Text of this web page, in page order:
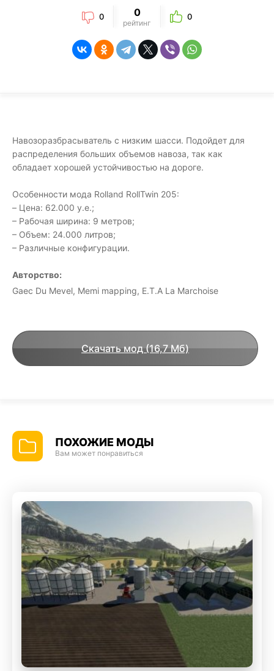
0 0
рейтинг
0
Навозоразбрасыватель с низким шасси. Подойдет для
распределения больших объемов навоза, так как
обладает хорошей устойчивостью на дороге.
Особенности мода Rolland RollTwin 205:
– Цена: 62.000 у.е.;
– Рабочая ширина: 9 метров;
– Объем: 24.000 литров;
– Различные конфигурации.
Авторство:
Gaec Du Mevel, Memi mapping, E.T.A La Marchoise
Скачать мод (16,7 Мб)
ПОХОЖИЕ МОДЫ
Вам может понравиться